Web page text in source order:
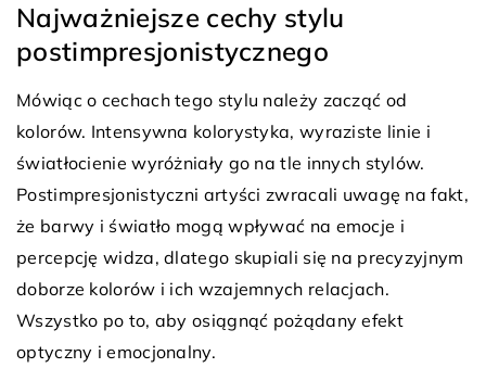
Najważniejsze cechy stylu
postimpresjonistycznego
Mówiąc o cechach tego stylu należy zacząć od
kolorów. Intensywna kolorystyka, wyraziste linie i
światłocienie wyróżniały go na tle innych stylów.
Postimpresjonistyczni artyści zwracali uwagę na fakt,
że barwy i światło mogą wpływać na emocje i
percepcję widza, dlatego skupiali się na precyzyjnym
doborze kolorów i ich wzajemnych relacjach.
Wszystko po to, aby osiągnąć pożądany efekt
optyczny i emocjonalny.